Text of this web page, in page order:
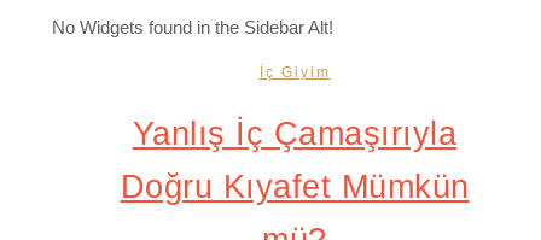
No Widgets found in the Sidebar Alt!
İç Giyim
Yanlış İç Çamaşırıyla
Doğru Kıyafet Mümkün